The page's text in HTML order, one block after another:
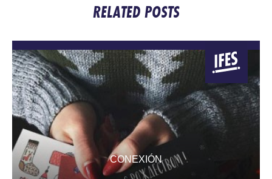
RELATED POSTS
CONEXIÓN